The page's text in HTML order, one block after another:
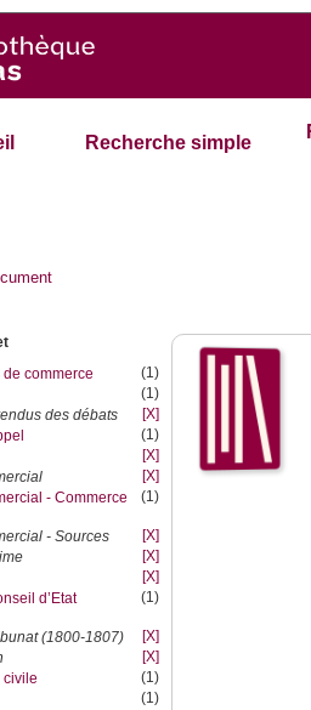
Recherche simple
commerce
(1)
(1)
des débats
[X]
(1)
[X]
[X]
- Commerce
(1)
- Sources
[X]
[X]
[X]
d’Etat
(1)
(1800-1807)
[X]
[X]
civile
(1)
(1)